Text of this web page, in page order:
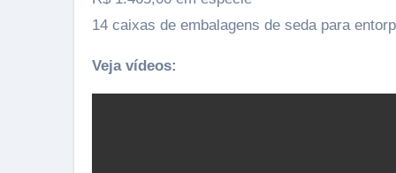
14 caixas de embalagens de seda para
Veja vídeos: